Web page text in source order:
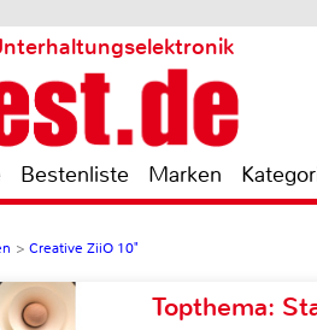
Bestenliste Marken
> Creative ZiiO 10"
Topthema: